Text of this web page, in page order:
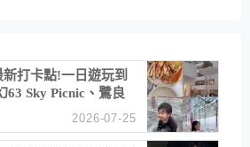
打卡點!一日遊玩到
63 Sky Picnic、鷺良
淚之女王》拍攝地、漢
2026-07-25